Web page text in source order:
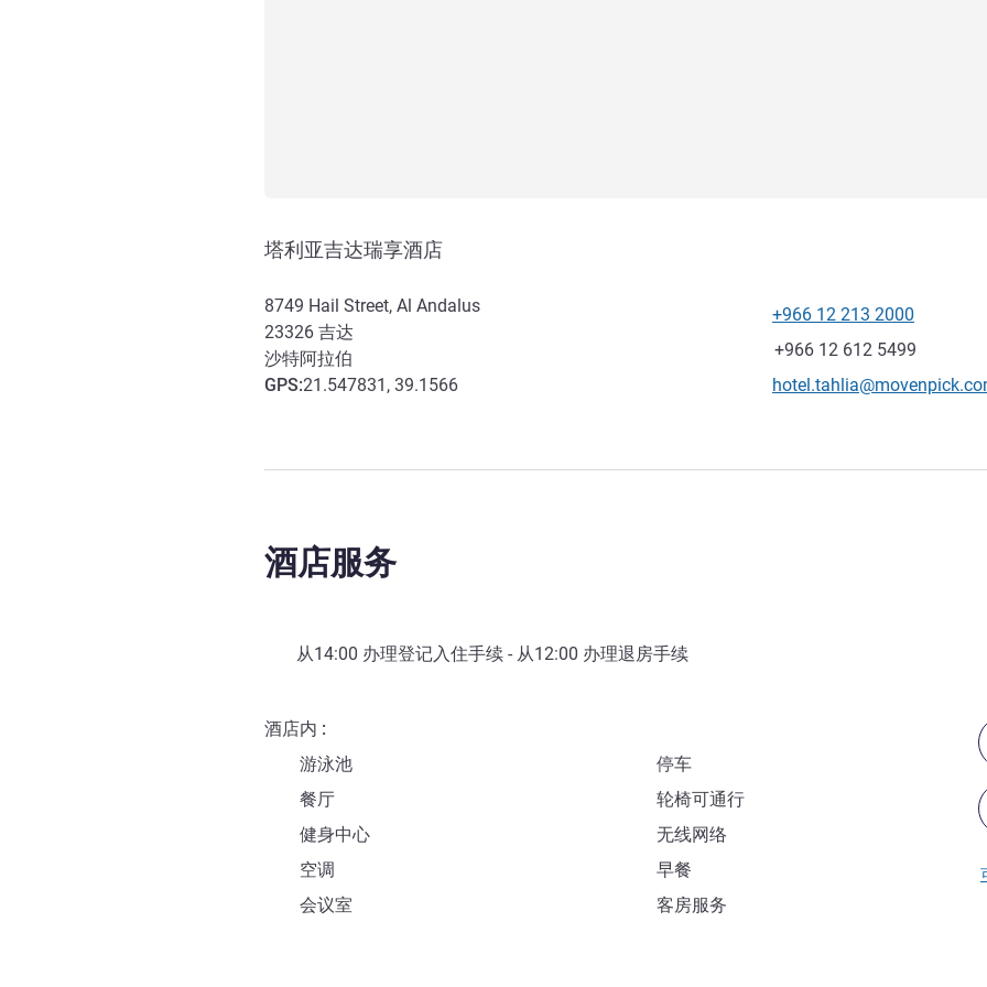
塔利亚吉达瑞享酒店
8749 Hail Street, Al Andalus
23326 吉达
沙特阿拉伯
GPS:21.547831, 39.1566
电话
+966 12 213 2000
传真
+966 12 612 5499
联系电子邮件
酒店服务
从14:00 办理登记入住手续 - 从12:00 办理退房手续
酒店内
游泳池
停车
餐厅
轮椅可通行
健身中心
无线网络
空调
早餐
会议室
客房服务